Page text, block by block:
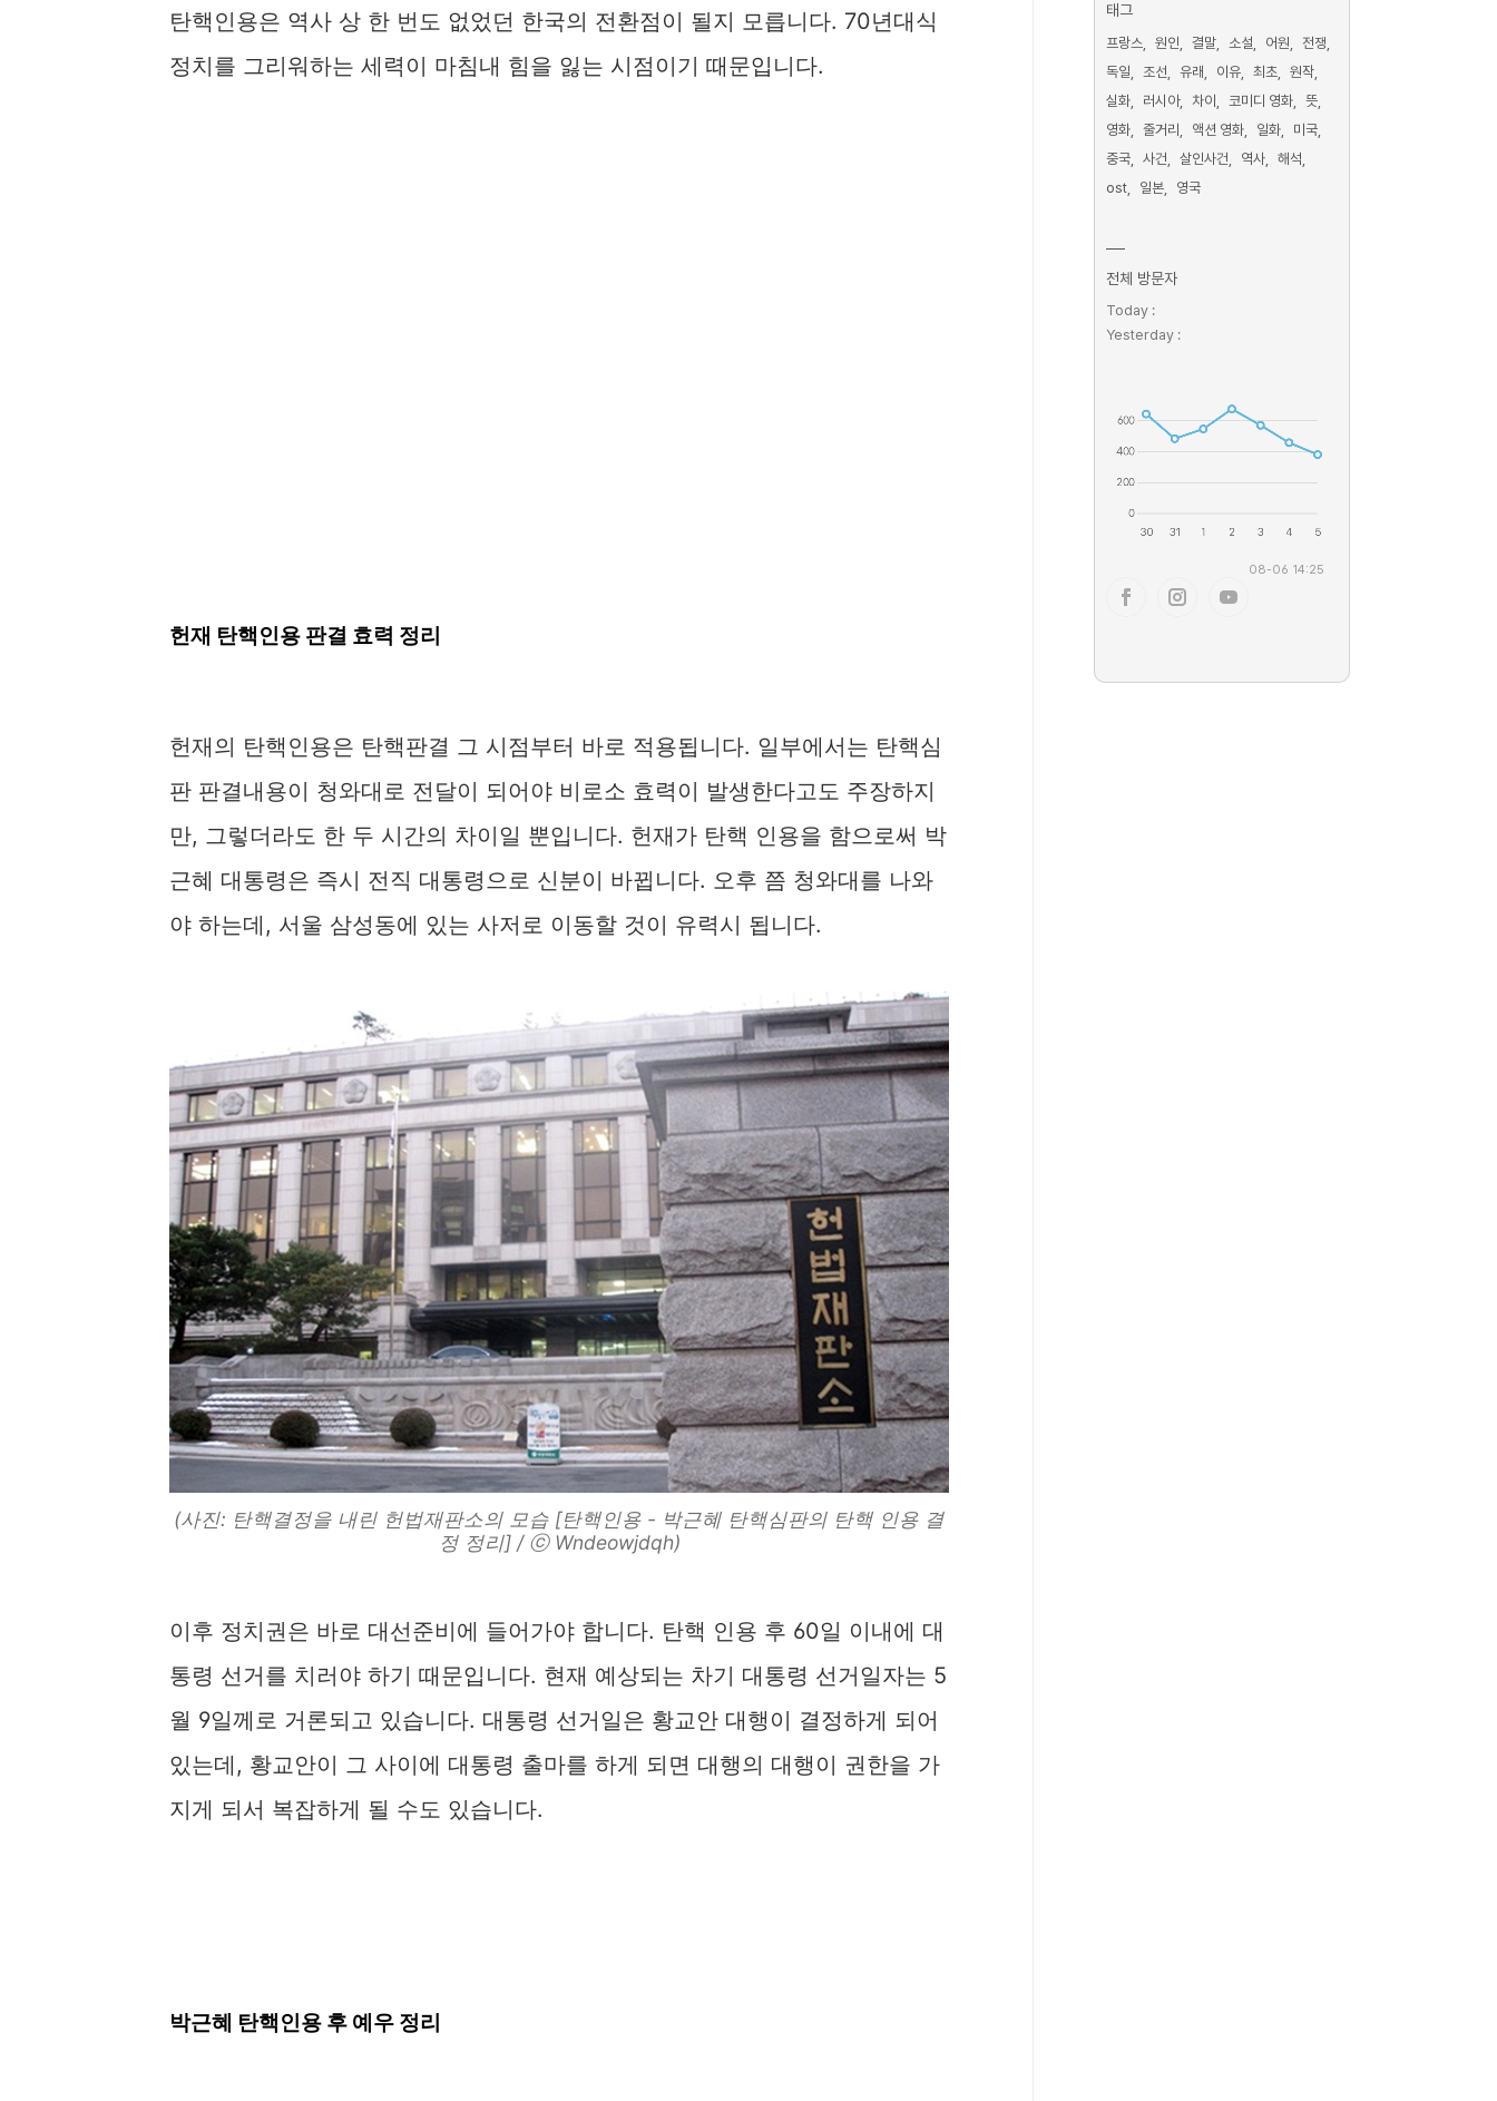
탄핵인용은 역사 상 한 번도 없었던 한국의 전환점이 될지 모릅니다. 70년대식
정치를 그리워하는 세력이 마침내 힘을 잃는 시점이기 때문입니다.
헌재 탄핵인용 판결 효력 정리
헌재의 탄핵인용은 탄핵판결 그 시점부터 바로 적용됩니다. 일부에서는 탄핵심
판 판결내용이 청와대로 전달이 되어야 비로소 효력이 발생한다고도 주장하지
만, 그렇더라도 한 두 시간의 차이일 뿐입니다. 헌재가 탄핵 인용을 함으로써 박
근혜 대통령은 즉시 전직 대통령으로 신분이 바뀝니다. 오후 쯤 청와대를 나와
야 하는데, 서울 삼성동에 있는 사저로 이동할 것이 유력시 됩니다.
(사진: 탄핵결정을 내린 헌법재판소의 모습 [탄핵인용 - 박근혜 탄핵심판의 탄핵 인용 결
정 정리] / ⓒ Wndeowjdqh)
이후 정치권은 바로 대선준비에 들어가야 합니다. 탄핵 인용 후 60일 이내에 대
통령 선거를 치러야 하기 때문입니다. 현재 예상되는 차기 대통령 선거일자는 5
월 9일께로 거론되고 있습니다. 대통령 선거일은 황교안 대행이 결정하게 되어
있는데, 황교안이 그 사이에 대통령 출마를 하게 되면 대행의 대행이 권한을 가
지게 되서 복잡하게 될 수도 있습니다.
박근혜 탄핵인용 후 예우 정리
태그
프랑스 원인 결말 소설 어원
전쟁
독일
조선 유래 이유 최초
원작
실화
러시아 차이 코미디 영화
뜻
영화
줄거리 액션 영화 일화
미국
중국
사건 살인사건 역사
해석
ost
일본 영국
전체 방문자
Today :
Yesterday :
08-06 14:25